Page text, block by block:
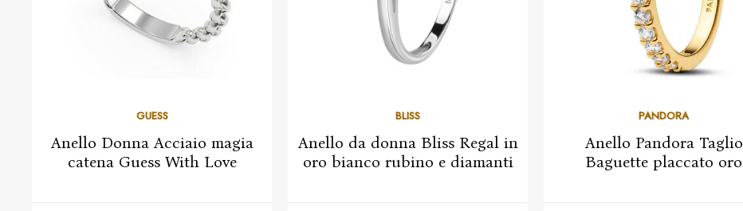
GUESS
Anello Donna Acciaio magia
catena Guess With Love
BLISS
Anello da donna Bliss Regal in
oro bianco rubino e diamanti
PANDORA
Anello Pandora Taglio
Baguette placcato oro